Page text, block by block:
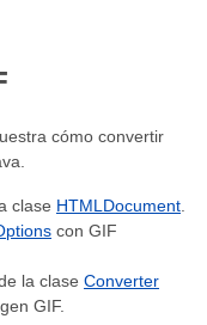
cómo convertir
clase HTMLDocument
con GIF
la clase Converter
GIF.